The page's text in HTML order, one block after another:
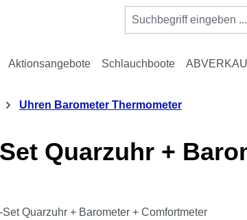
Aktionsangebote Schlauchboote
Uhren Barometer Thermometer
Quarzuhr +